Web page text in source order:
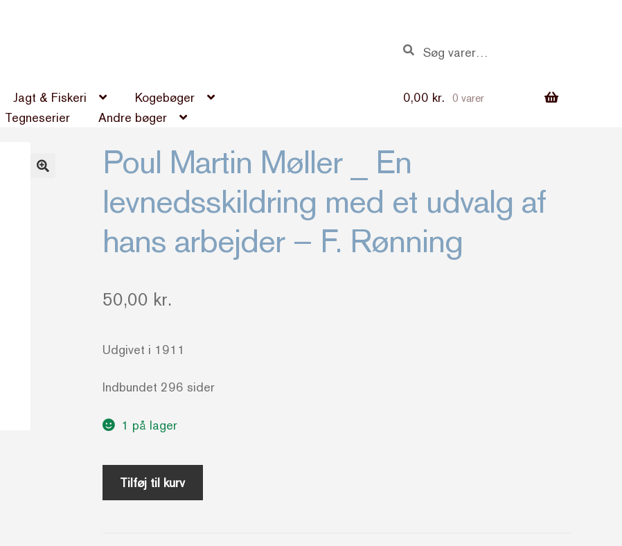
efter:
Søg
Jagt & Fiskeri
Kogebøger
Tegneserier Andre bøger
0,00 kr. 0 varer
Poul Martin Møller _ En
levnedsskildring med et udvalg af
hans arbejder – F. Rønning
50,00 kr.
Udgivet i 1911
Indbundet 296 sider
1 på lager
Poul
Tilføj til kurv